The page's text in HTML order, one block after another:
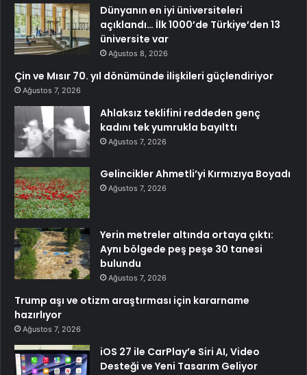
Dünyanın en iyi üniversiteleri
açıklandı… İlk 1000’de Türkiye’den 13
üniversite var
Ağustos 8, 2026
Çin ve Mısır 70. yıl dönümünde ilişkileri güçlendiriyor
Ağustos 7, 2026
Ahlaksız teklifini reddeden genç
kadını tek yumrukla bayılttı
Ağustos 7, 2026
Gelincikler Ahmetli’yi Kırmızıya Boyadı
Ağustos 7, 2026
Yerin metreler altında ortaya çıktı:
Aynı bölgede peş peşe 30 tanesi
bulundu
Ağustos 7, 2026
Trump aşı ve otizm araştırması için kararname
hazırlıyor
Ağustos 7, 2026
iOS 27 ile CarPlay’e Siri AI, Video
Desteği ve Yeni Tasarım Geliyor